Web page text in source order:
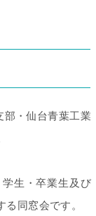
部・仙台青葉工業
生・卒業生及び
同窓会です。